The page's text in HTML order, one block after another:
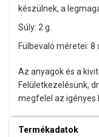
készülnek, a
Súly: 2 g.
Fülbevaló méretei: 8
Az anyagok és a
Felületkezelésünk,
megfelel az igényes
Termékadatok